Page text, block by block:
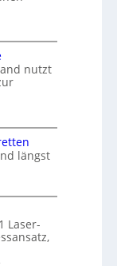
nutzt
längst
Laser-